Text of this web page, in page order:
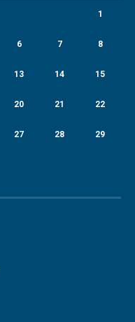
1
6 7 8
13 14 15
20 21 22
27 28 29